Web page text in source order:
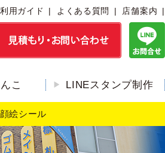
用ガイド よくある質問 店舗案内
こ LINEスタンプ制作
絵シール